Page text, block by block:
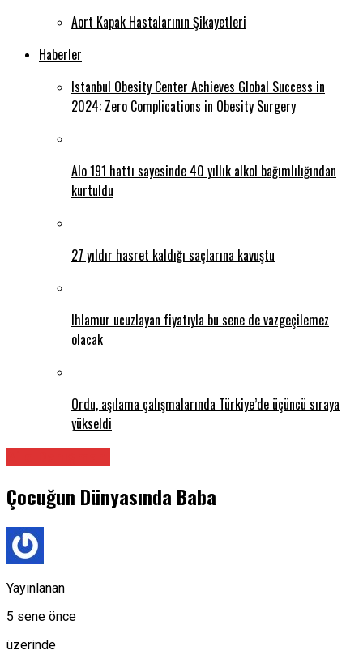
Aort Kapak Hastalarının Şikayetleri
Haberler
Istanbul Obesity Center Achieves Global Success in
2024: Zero Complications in Obesity Surgery
Alo 191 hattı sayesinde 40 yıllık alkol bağımlılığından
kurtuldu
27 yıldır hasret kaldığı saçlarına kavuştu
Ihlamur ucuzlayan fiyatıyla bu sene de vazgeçilemez
olacak
Ordu, aşılama çalışmalarında Türkiye’de üçüncü sıraya
yükseldi
Çocuğun Dünyasında Baba
Yayınlanan
5 sene önce
üzerinde